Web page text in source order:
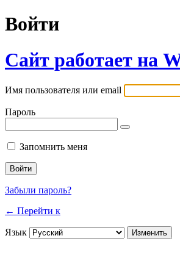
Войти
Сайт работает на
Имя пользователя или email
Пароль
Запомнить меня
Забыли пароль?
← Перейти к
Язык